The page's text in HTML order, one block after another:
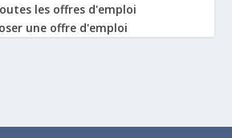
les offres d'emploi
une offre d'emploi